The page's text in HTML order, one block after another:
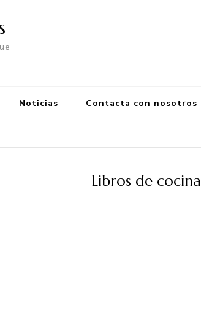
Noticias Contacta con nosotros
Libros de cocina